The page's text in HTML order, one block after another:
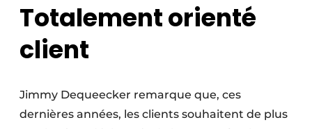
Totalement orienté
client
Jimmy Dequeecker remarque que, ces
dernières années, les clients souhaitent de plus